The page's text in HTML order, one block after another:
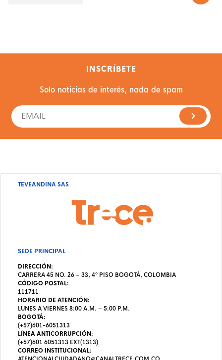
INSCRÍBETE
Solo noticias de interés, nada de spam
TEVEANDINA SAS
SEDE PRINCIPAL
DIRECCIÓN:
CARRERA 45 NO. 26 – 33, 4º PISO BOGOTÁ, COLOMBIA
CÓDIGO POSTAL:
111711
HORARIO DE ATENCIÓN:
LUNES A VIERNES 8:00 A.M. – 5:00 P.M.
BOGOTÁ:
(+57)601-6051313
LÍNEA ANTICORRUPCIÓN:
(+57)601 6051313 EXT(1313)
CORREO INSTITUCIONAL: